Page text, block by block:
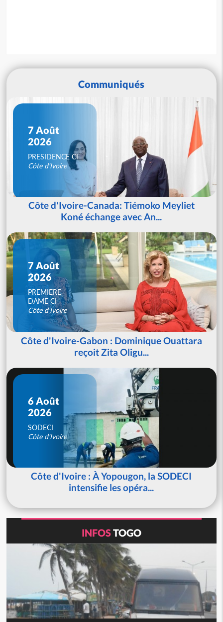
Communiqués
7 Août
2026
PRESIDENCE CI
Côte d'Ivoire
Côte d'Ivoire-Canada: Tiémoko Meyliet
Koné échange avec An...
7 Août
2026
PREMIERE
DAME CI
Côte d'Ivoire
Côte d'Ivoire-Gabon : Dominique Ouattara
reçoit Zita Oligu...
6 Août
2026
SODECI
Côte d'Ivoire
Côte d'Ivoire : À Yopougon, la SODECI
intensifie les opéra...
INFOSTOGO